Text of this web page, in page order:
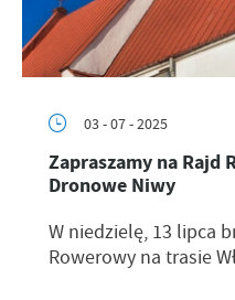
03 - 07 - 2025
Zapraszamy na Rajd
Dronowe Niwy
W niedzielę, 13 lipca
Rowerowy na trasie
promocyjne mogą pojawić się
firm będących naszymi
Firmy te działają w
społecznościowych.